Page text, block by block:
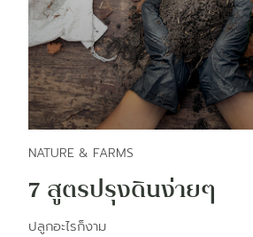
NATURE & FARMS
7 สูตรปรุงดินง่ายๆ
ปลูกอะไรก็งาม​